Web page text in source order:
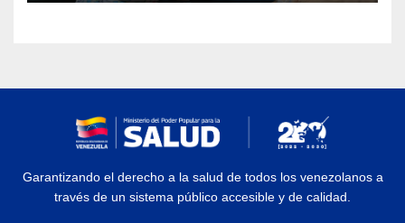
Garantizando el derecho a la salud de todos los venezolanos a
través de un sistema público accesible y de calidad.